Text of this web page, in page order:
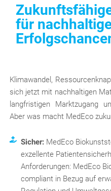
für
Klimawandel,
sich jetzt mit nachhaltigen
langfristigen Marktzugang
Aber was macht MedEco
Sicher: MedEco
exzellente
Anforderungen: MedEco
compliant in Bezug auf